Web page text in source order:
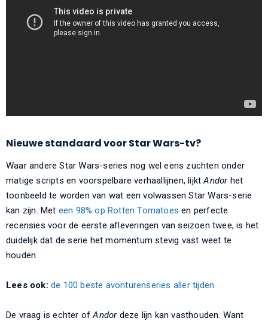
Nieuwe standaard voor Star Wars-tv?
Waar andere Star Wars-series nog wel eens zuchten onder
matige scripts en voorspelbare verhaallijnen, lijktAndorhet
toonbeeld te worden van wat een volwassen Star Wars-serie
kan zijn. Met een 98% op Rotten Tomatoes en perfecte
recensies voor de eerste afleveringen van seizoen twee, is het
duidelijk dat de serie het momentum stevig vast weet te
houden.
Lees ook: de 100 beste avonturenseries aller tijden
De vraag is echter ofAndordeze lijn kan vasthouden. Want